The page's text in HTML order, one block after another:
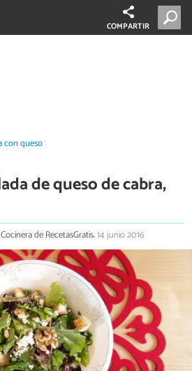
COMPARTIR
con queso
de queso de cabra,
de RecetasGratis.14 junio 2016